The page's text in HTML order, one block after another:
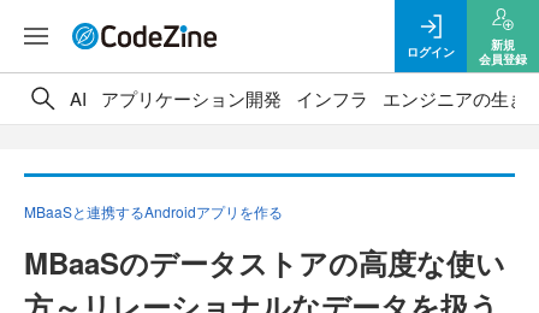
ログイン
新規
会員登録
AI アプリケーション開発 インフラ エンジニアの生き
MBaaSと連携するAndroidアプリを作る
MBaaSのデータストアの高度な使い